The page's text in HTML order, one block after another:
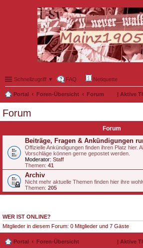
Schnellzugriff ▼ FAQ Netiquette
Portal Foren-Übersicht Forum | Aktive
Forum
Forum
Beiträge, Fragen & Ankündigungen
Offizielle Ankündigungen finden ihren Platz hier.
Vorschläge können gerne gepostet werden.
Moderator: Staff
Themen: 41
Archiv
Nicht mehr aktuelle Themen finden hier ihre
Themen: 205
WER IST ONLINE?
Mitglieder in diesem Forum: 0 Mitglieder und 7 Gäste
Portal Foren-Übersicht | Aktive